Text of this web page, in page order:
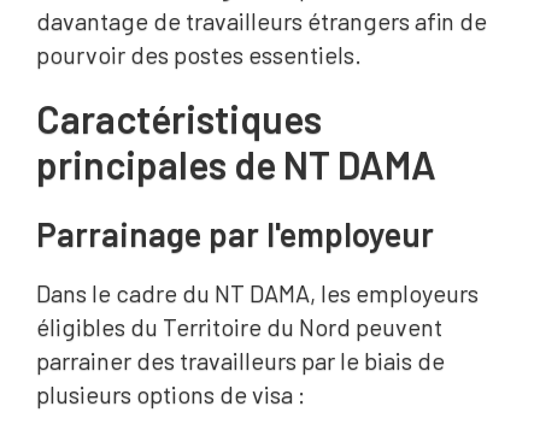
davantage de travailleurs étrangers afin de
pourvoir des postes essentiels.
Caractéristiques
principales de NT DAMA
Parrainage par l'employeur
Dans le cadre du NT DAMA, les employeurs
éligibles du Territoire du Nord peuvent
parrainer des travailleurs par le biais de
plusieurs options de visa :